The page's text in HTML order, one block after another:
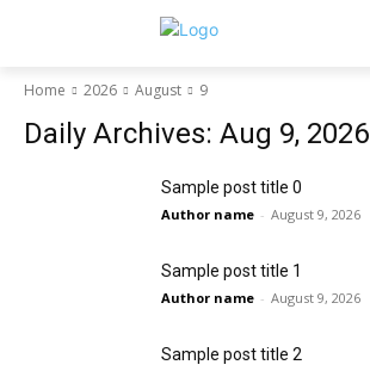
Home 2026 August 9
Daily Archives: Aug 9, 2026
Sample post title 0
Author name - August 9, 2026
Sample post title 1
Author name - August 9, 2026
Sample post title 2